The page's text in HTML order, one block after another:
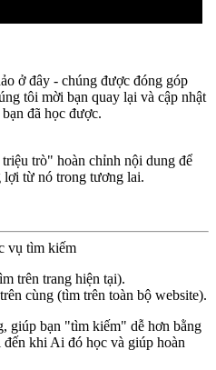
ở đây - chúng được đóng góp
tôi mời bạn quay lại và cập nhật
đã học được.
trò" hoàn chỉnh nội dung để
từ nó trong tương lai.
vụ tìm kiếm
trên trang hiện tại).
cùng (tìm trên toàn bộ website).
giúp bạn "tìm kiếm" dễ hơn bằng
khi Ai đó học và giúp hoàn